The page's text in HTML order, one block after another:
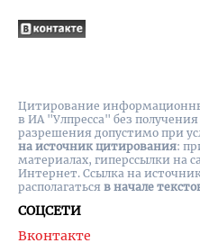
СОЦСЕТИ
Вконтакте
Цитирование
в ИА "Улпресса" без
разрешения допустимо при
на источник цитирования:
материалах, гиперссылки на
Интернет. Ссылка на
располагаться в начале